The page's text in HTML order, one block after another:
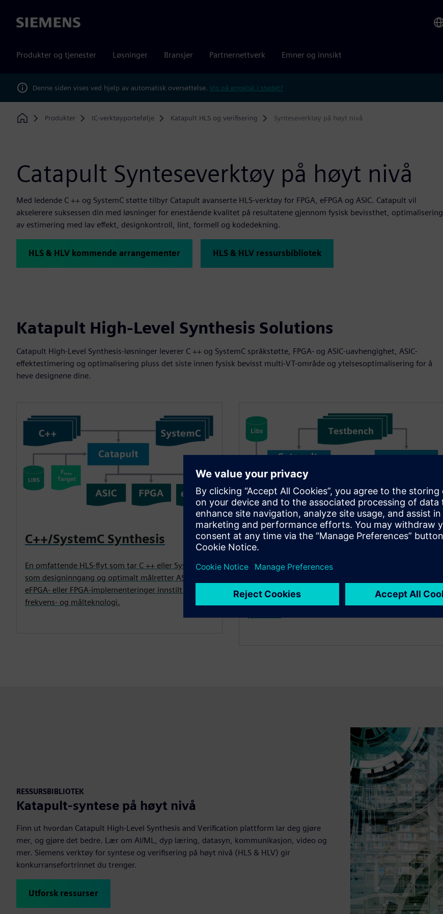
Siemens
Produkter og tjenester Løsninger Bransjer Partnernettverk Emner og innsikt
Denne siden vises ved hjelp av automatisk oversettelse. Vis på engelsk i stedet?
Home
Produkter IC-verktøyportefølje Katapult HLS og verifisering Synteseverktøy på høyt nivå
Catapult Synteseverktøy på høyt nivå
Med ledende C ++ og SystemC støtte tilbyr Catapult avanserte HLS-verktøy for FPGA, eFPGA og ASIC. Catapult vil
akselerere suksessen din med løsninger for enestående kvalitet på resultatene gjennom fysisk bevissthet, optimalisering
av estimering med lav effekt, designkontroll, lint, formell og kodedekning.
HLS & HLV kommende arrangementer HLS & HLV ressursbibliotek
Katapult High-Level Synthesis Solutions
Catapult High-Level Synthesis-løsninger leverer C ++ og SystemC språkstøtte, FPGA- og ASIC-uavhengighet, ASIC-
effektestimering og optimalisering pluss det siste innen fysisk bevisst multi-VT-område og ytelsesoptimalisering for å
heve designene dine.
C++/SystemC Synthesis
En omfattende HLS-flyt som tar C ++ eller SystemC
som designinngang og optimalt målretter ASIC-,
eFPGA- eller FPGA-implementeringer innstilt for
frekvens- og målteknologi.
Løsninger med lav effekt
Når det gjelder tidlig designutforskning,
lav effekt, genererer Catapult svært effektiv RTL som
er optimalisert med vår PowerPro teknologi under
RESSURSBIBLIOTEK
Katapult-syntese på høyt nivå
Finn ut hvordan Catapult High-Level Synthesis and Verification plattform lar deg gjøre
mer, og gjøre det bedre. Lær om AI/ML, dyp læring, datasyn, kommunikasjon, video og
mer. Siemens verktøy for syntese og verifisering på høyt nivå (HLS & HLV) gir
konkurransefortrinnet du trenger.
Utforsk ressurser